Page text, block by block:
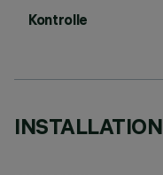
Kontrolle
INSTALLATION